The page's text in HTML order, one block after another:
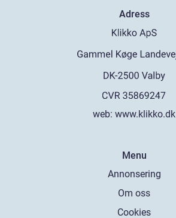
Adress
web: www.klikko.dk
Menu
Annonsering
Om oss
Cookies